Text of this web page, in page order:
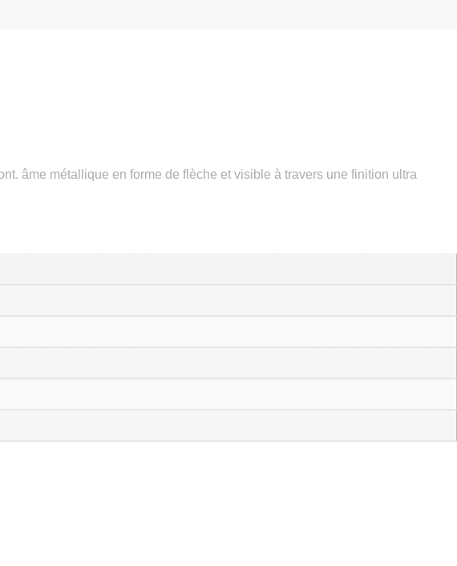
âme métallique en forme de flèche et visible à travers une finition ultra